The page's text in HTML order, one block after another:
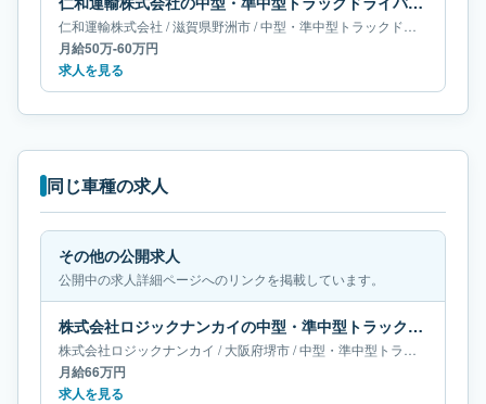
仁和運輸株式会社 /滋賀県野洲市/中型・準中型トラックドライバー
月給50万-60万円
求人を見る
同じ車種の求人
その他の公開求人
公開中の求人詳細ページへのリンクを掲載しています。
株式会社ロジックナンカイの中型・準中型トラックドライバー求人｜大阪府堺市｜月給66万円
株式会社ロジックナンカイ /大阪府堺市/中型・準中型トラックドライバー
月給66万円
求人を見る